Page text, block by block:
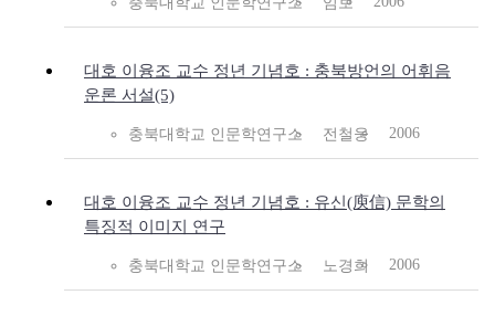
대호 이융조 교수 정년 기념호 : 충북방언의 어휘음
운론 서설(5)
충북대학교 인문학연구소 전철웅 2006
대호 이융조 교수 정년 기념호 : 유신(庾信) 문학의
특징적 이미지 연구
충북대학교 인문학연구소 노경희 2006